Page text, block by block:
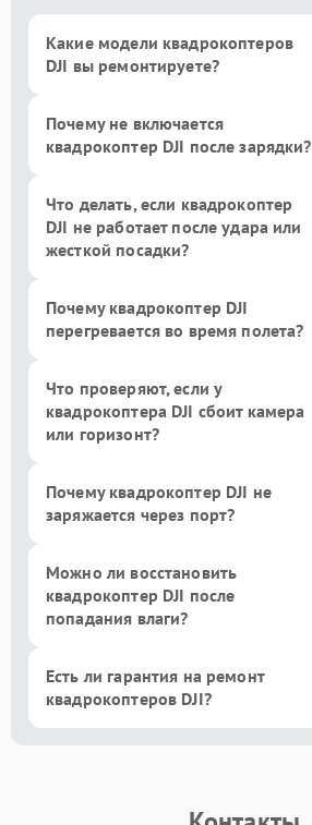
Какие модели квадрокоптеров
DJI вы ремонтируете?
Почему не включается
квадрокоптер DJI после зарядки?
Что делать, если квадрокоптер
DJI не работает после удара или
жесткой посадки?
Почему квадрокоптер DJI
перегревается во время полета?
Что проверяют, если у
квадрокоптера DJI сбоит камера
или горизонт?
Почему квадрокоптер DJI не
заряжается через порт?
Можно ли восстановить
квадрокоптер DJI после
попадания влаги?
Есть ли гарантия на ремонт
квадрокоптеров DJI?